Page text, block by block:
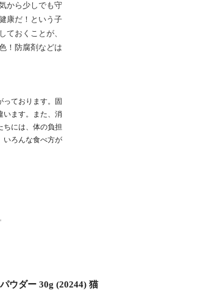
から少しでも守
康だ！という子
ておくことが、
！防腐剤などは
っております。固
います。また、消
ちには、体の負担
いろんな食べ方が
ウダー 30g (20244) 猫